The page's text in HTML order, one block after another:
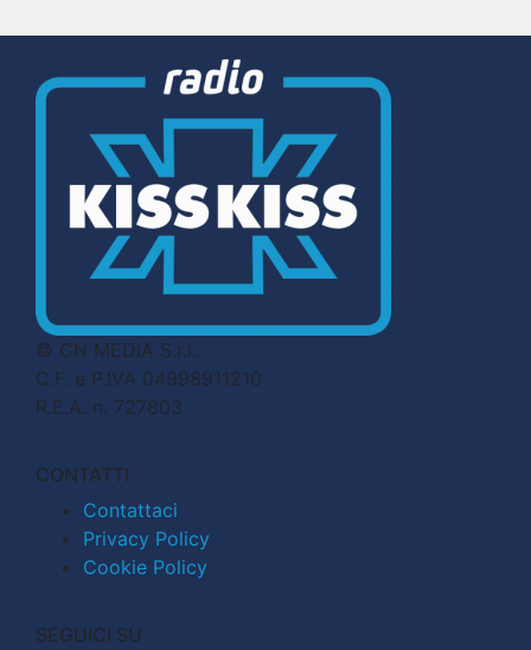
© CN MEDIA S.r.l.
C.F. e P.IVA 04998911210
R.E.A. n. 727803
CONTATTI
Contattaci
Privacy Policy
Cookie Policy
SEGUICI SU